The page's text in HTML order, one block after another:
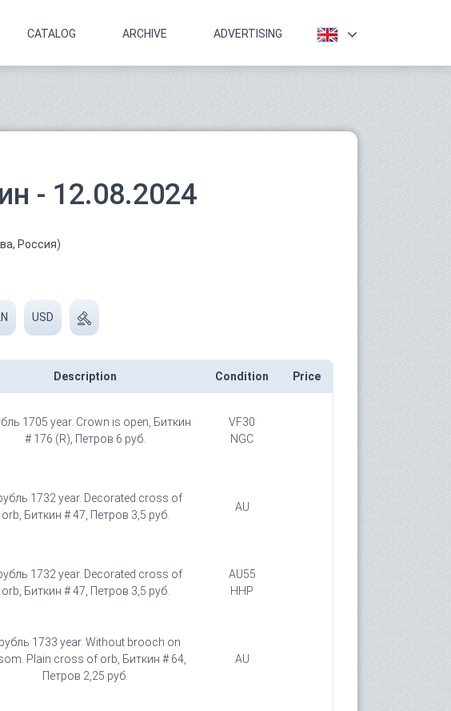
CATALOG ARCHIVE ADVERTISING
- 12.08.2024
Россия)
USD
Description Condition Price
1705 year. Crown is open, Биткин
# 176 (R), Петров 6 руб.
VF30
NGC
1732 year. Decorated cross of
orb, Биткин # 47, Петров 3,5 руб.
AU
1732 year. Decorated cross of
orb, Биткин # 47, Петров 3,5 руб.
AU55
HHP
1733 year. Without brooch on
Plain cross of orb, Биткин # 64,
Петров 2,25 руб.
AU